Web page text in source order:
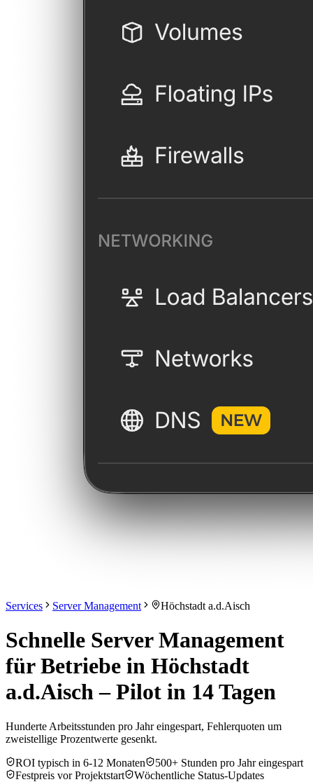
Services Server Management Höchstadt a.d.Aisch
Schnelle Server Management
für Betriebe in Höchstadt
a.d.Aisch – Pilot in 14 Tagen
Hunderte Arbeitsstunden pro Jahr eingespart, Fehlerquoten um
zweistellige Prozentwerte gesenkt.
ROI typisch in 6-12 Monaten
500+ Stunden pro Jahr eingespart
Festpreis vor Projektstart
Wöchentliche Status-Updates